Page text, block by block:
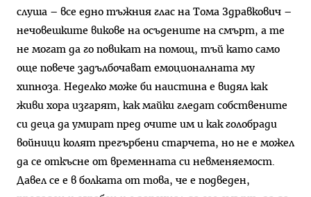
слуша – все едно тъжния глас на Тома Здравкович –
нечовешките викове на осъдените на смърт, а те
не могат да го повикат на помощ, тъй като само
още повече задълбочават емоционалната му
хипноза. Неделко може би наистина е видял как
живи хора изгарят, как майки гледат собствените
си деца да умират пред очите им и как голобради
войници колят прегърбени старчета, но не е можел
да се откъсне от временната си невменяемост.
Давел се е в болката от това, че е подведен,